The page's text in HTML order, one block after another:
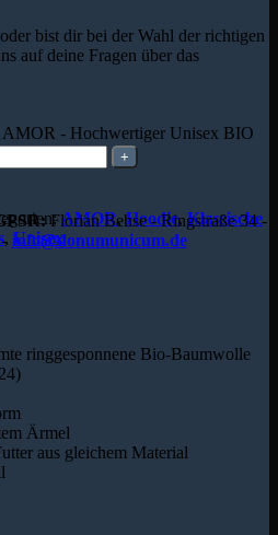
bist dir bei der Wahl der richtigen
auf deine Fragen über das
- Hochwertiger Unisex BIO
AMOR,Hoodie,Klassische
,Unisex
Florian Behse - Ringstraße 34 -
info@donumunicum.de
ringgesponnene Bio-Baumwolle
Ärmel
aus gleichem Material